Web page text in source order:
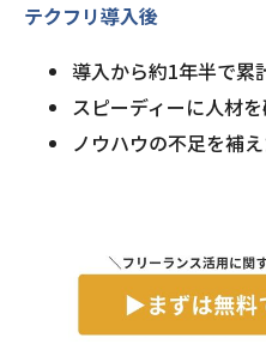
テクフリ導入後
導入から約1年半で累
スピーディーに人材
ノウハウの不足を補え